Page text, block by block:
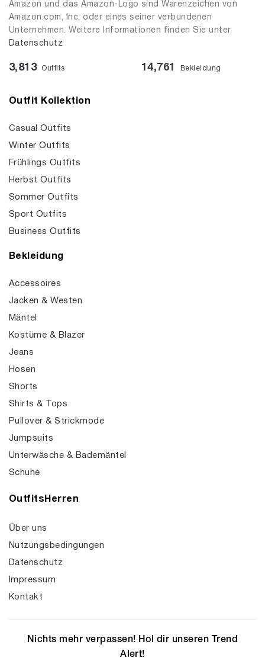
Amazon und das Amazon-Logo sind Warenzeichen von
Amazon.com, Inc. oder eines seiner verbundenen
Unternehmen. Weitere Informationen finden Sie unter
Datenschutz
3,813 Outfits 14,761 Bekleidung
Outfit Kollektion
Casual Outfits
Winter Outfits
Frühlings Outfits
Herbst Outfits
Sommer Outfits
Sport Outfits
Business Outfits
Bekleidung
Accessoires
Jacken & Westen
Mäntel
Kostüme & Blazer
Jeans
Hosen
Shorts
Shirts & Tops
Pullover & Strickmode
Jumpsuits
Unterwäsche & Bademäntel
Schuhe
OutfitsHerren
Über uns
Nutzungsbedingungen
Datenschutz
Impressum
Kontakt
Nichts mehr verpassen! Hol dir unseren Trend
Alert!